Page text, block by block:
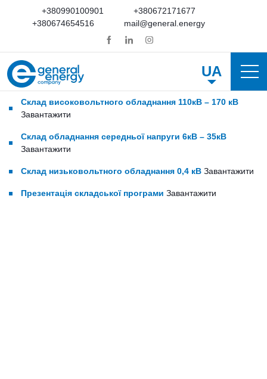
+380990100901
+380672171677
+380674654516
mail@general.energy
UA
Склад високовольтного обладнання 110кВ – 170 кВ
Завантажити
Склад обладнання середньої напруги 6кВ – 35кВ
Завантажити
Склад низьковольтного обладнання 0,4 кВ Завантажити
Презентація складської програми Завантажити